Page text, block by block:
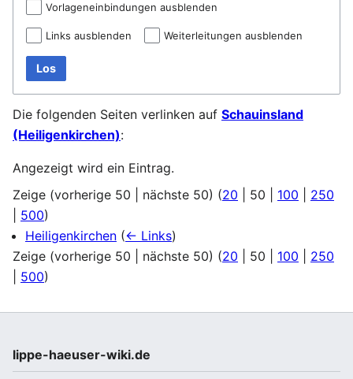
Vorlageneinbindungen ausblenden
Links ausblenden Weiterleitungen ausblenden
Los
Die folgenden Seiten verlinken auf Schauinsland
(Heiligenkirchen):
Angezeigt wird ein Eintrag.
Zeige (vorherige 50 nächste 50) (20 50 100
250
500)
Heiligenkirchen (← Links)
Zeige (vorherige 50 nächste 50) (20 50 100
250
500)
lippe-haeuser-wiki.de